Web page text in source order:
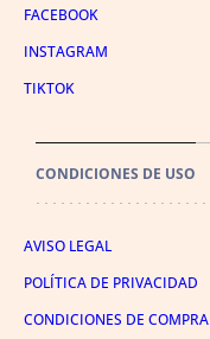
FACEBOOK
INSTAGRAM
TIKTOK
CONDICIONES DE USO
AVISO LEGAL
POLÍTICA DE PRIVACIDAD
CONDICIONES DE COMPRA